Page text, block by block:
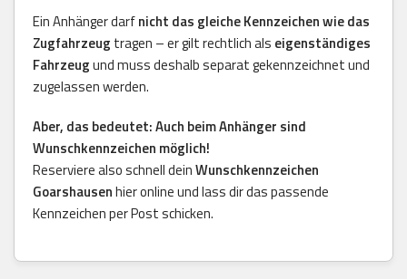
Ein Anhänger darfnicht das gleiche Kennzeichen wie das
Zugfahrzeug tragen – er gilt rechtlich als eigenständiges
Fahrzeugund muss deshalb separat gekennzeichnet und
zugelassen werden.
Aber, das bedeutet: Auch beim Anhänger sind
Wunschkennzeichen möglich!
Reserviere also schnell deinWunschkennzeichen
Goarshausenhier online und lass dir das passende
Kennzeichen per Post schicken.